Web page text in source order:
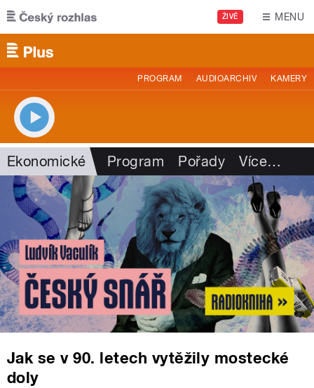
Přejít k hlavnímu obsahu
ŽIVĚ MENU
PROGRAM AUDIOARCHIV KAMERY
Ekonomické Program Pořady Více…
Jak se v 90. letech vytěžily mostecké
doly